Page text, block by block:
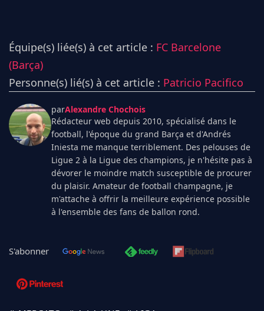
Équipe(s) liée(s) à cet article : FC Barcelone
(Barça)
Personne(s) lié(s) à cet article : Patricio Pacifico
parAlexandre Chochois
Rédacteur web depuis 2010, spécialisé dans le
football, l'époque du grand Barça et d'Andrés
Iniesta me manque terriblement. Des pelouses de
Ligue 2 à la Ligue des champions, je n'hésite pas à
dévorer le moindre match susceptible de procurer
du plaisir. Amateur de football champagne, je
m'attache à offrir la meilleure expérience possible
à l'ensemble des fans de ballon rond.
S'abonner